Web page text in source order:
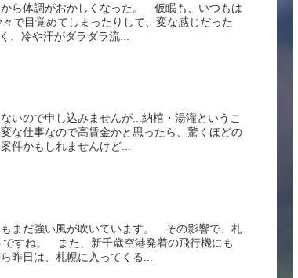
ら体調がおかしくなった。 仮眠も、いつもは
で目覚めてしまったりして、変な感じだった
冷や汗がダラダラ流...
ので申し込みませんが...納棺・湯灌というこ
な仕事なので高賃金かと思ったら、驚くほどの
件かもしれませんけど...
まだ強い風が吹いています。 その影響で、札
すね。 また、新千歳空港発着の飛行機にも
昨日は、札幌に入ってくる...